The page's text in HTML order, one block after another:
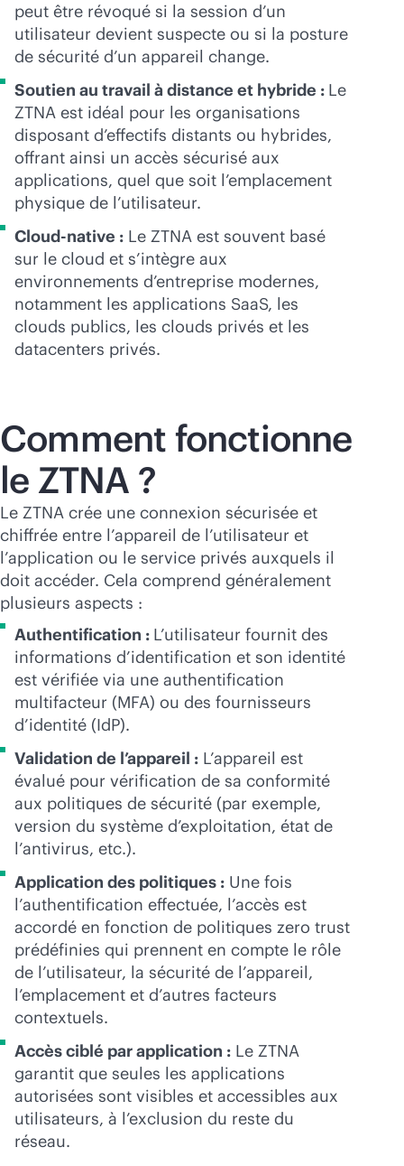
peut être révoqué si la session d’un
utilisateur devient suspecte ou si la posture
de sécurité d’un appareil change.
Soutien au travail à distance et hybride : Le
ZTNA est idéal pour les organisations
disposant d’effectifs distants ou hybrides,
offrant ainsi un accès sécurisé aux
applications, quel que soit l’emplacement
physique de l’utilisateur.
Cloud-native : Le ZTNA est souvent basé
sur le cloud et s’intègre aux
environnements d’entreprise modernes,
notamment les applications SaaS, les
clouds publics, les clouds privés et les
datacenters privés.
Comment fonctionne
le ZTNA ?
Le ZTNA crée une connexion sécurisée et
chiffrée entre l’appareil de l’utilisateur et
l’application ou le service privés auxquels il
doit accéder. Cela comprend généralement
plusieurs aspects :
Authentification : L’utilisateur fournit des
informations d’identification et son identité
est vérifiée via une authentification
multifacteur (MFA) ou des fournisseurs
d’identité (IdP).
Validation de l’appareil : L’appareil est
évalué pour vérification de sa conformité
aux politiques de sécurité (par exemple,
version du système d’exploitation, état de
l’antivirus, etc.).
Application des politiques : Une fois
l’authentification effectuée, l’accès est
accordé en fonction de politiques zero trust
prédéfinies qui prennent en compte le rôle
de l’utilisateur, la sécurité de l’appareil,
l’emplacement et d’autres facteurs
contextuels.
Accès ciblé par application : Le ZTNA
garantit que seules les applications
autorisées sont visibles et accessibles aux
utilisateurs, à l’exclusion du reste du
réseau.